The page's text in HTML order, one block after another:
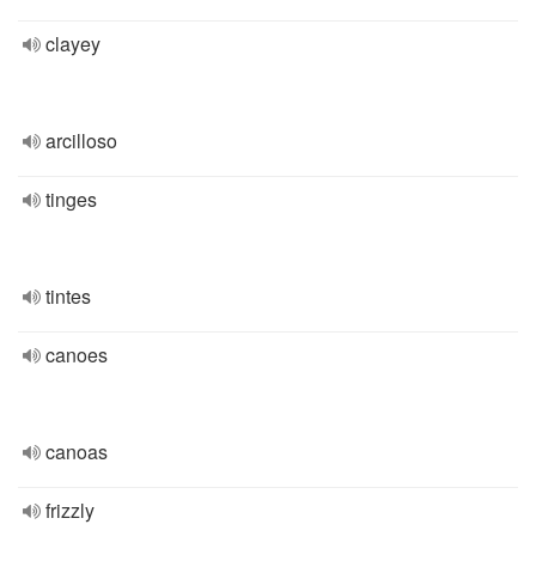
clayey
arcilloso
tinges
tintes
canoes
canoas
frizzly